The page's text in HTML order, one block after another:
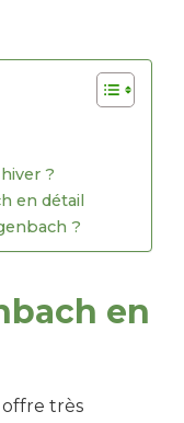
?
en détail
?
en
très